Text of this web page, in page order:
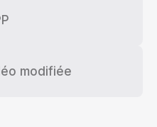
modifiée